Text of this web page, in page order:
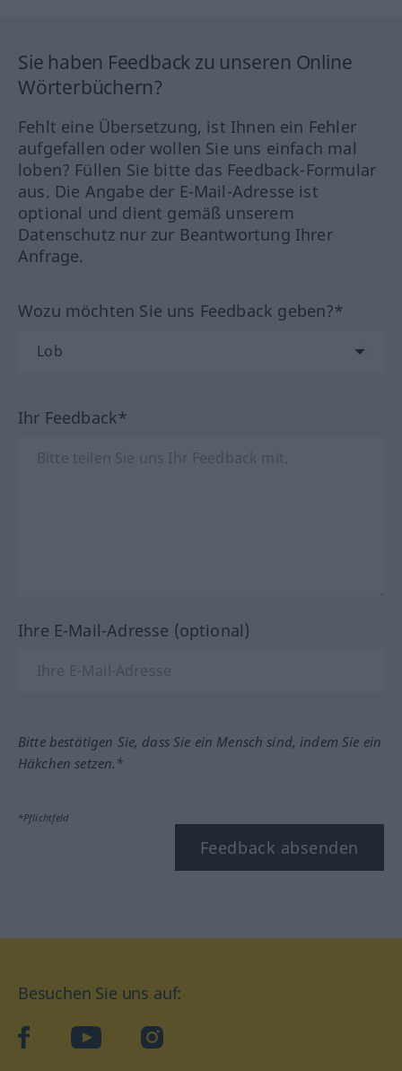
Sie haben Feedback zu unseren Online
Wörterbüchern?
Fehlt eine Übersetzung, ist Ihnen ein Fehler
aufgefallen oder wollen Sie uns einfach mal
loben? Füllen Sie bitte das Feedback-Formular
aus. Die Angabe der E-Mail-Adresse ist
optional und dient gemäß unserem
Datenschutz nur zur Beantwortung Ihrer
Anfrage.
Wozu möchten Sie uns Feedback geben?*
Ihr Feedback*
Ihre E-Mail-Adresse (optional)
Bitte bestätigen Sie, dass Sie ein Mensch sind, indem Sie ein
Häkchen setzen.*
*Pflichtfeld
Feedback absenden
Besuchen Sie uns auf:
facebookYouTube Instagram